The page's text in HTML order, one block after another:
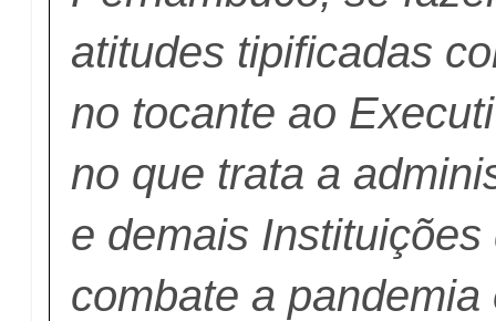
atitudes tipificadas
no tocante ao
no que trata a
e demais
combate a